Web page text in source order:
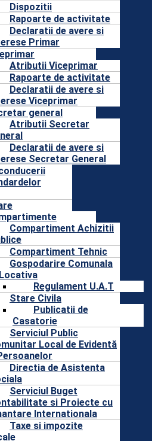
Dispozitii
Rapoarte de activitate
Declaratii de avere si
Primar
Atributii Viceprimar
Rapoarte de activitate
Declaratii de avere si
Viceprimar
general
Atributii Secretar
Declaratii de avere si
Secretar General
Compartiment Achizitii
Compartiment Tehnic
Gospodarire Comunala
Regulament U.A.T
Stare Civila
Publicatii de
Casatorie
Serviciul Public
Local de Evidentă
Directia de Asistenta
Serviciul Buget
si Proiecte cu
Internationala
Taxe si impozite